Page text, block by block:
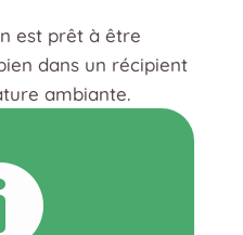
est prêt à être
dans un récipient
ambiante.